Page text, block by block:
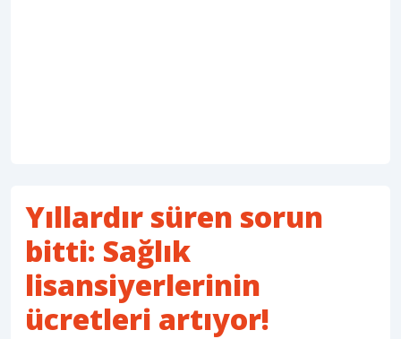
Yıllardır süren sorun
bitti: Sağlık
lisansiyerlerinin
ücretleri artıyor!